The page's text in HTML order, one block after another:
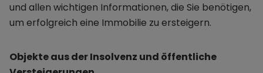
und allen wichtigen Informationen, die Sie benötigen,
um erfolgreich eine Immobilie zu ersteigern.
Objekte aus der Insolvenz und öffentliche